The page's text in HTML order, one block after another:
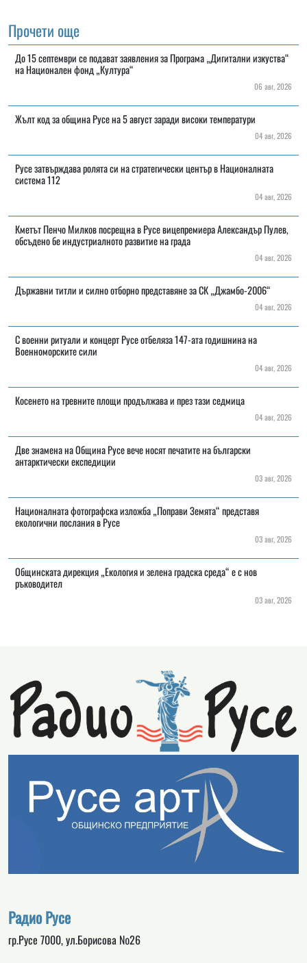
Прочети още
До 15 септември се подават заявления за Програма „Дигитални изкуства“
на Национален фонд „Култура“
06 авг, 2026
Жълт код за община Русе на 5 август заради високи температури
04 авг, 2026
Русе затвърждава ролята си на стратегически център в Националната
система 112
04 авг, 2026
Кметът Пенчо Милков посрещна в Русе вицепремиера Александър Пулев,
обсъдено бе индустриалното развитие на града
04 авг, 2026
Държавни титли и силно отборно представяне за СК „Джамбо-2006“
04 авг, 2026
С военни ритуали и концерт Русе отбеляза 147-ата годишнина на
Военноморските сили
04 авг, 2026
Косенето на тревните площи продължава и през тази седмица
04 авг, 2026
Две знамена на Община Русе вече носят печатите на български
антарктически експедиции
03 авг, 2026
Националната фотографска изложба „Поправи Земята“ представя
екологични послания в Русе
03 авг, 2026
Общинската дирекция „Екология и зелена градска среда“ е с нов
ръководител
03 авг, 2026
Радио Русе
гр.Русе 7000, ул.Борисова №26